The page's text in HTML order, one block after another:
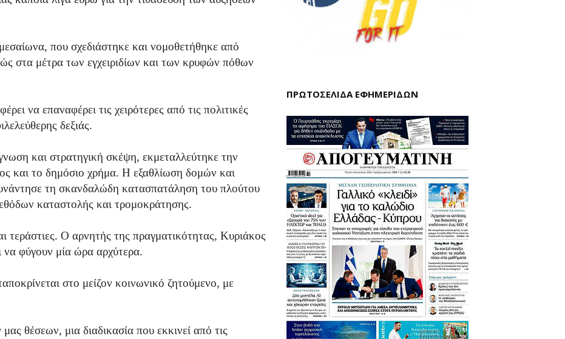
που σχεδιάστηκε και νομοθετήθηκε από
στα μέτρα των εγχειριδίων και των κρυφών πόθων
να επαναφέρει τις χειρότερες από τις πολιτικές
δεξιάς.
και στρατηγική σκέψη, εκμεταλλεύτηκε την
και το δημόσιο χρήμα. Η εξαθλίωση δομών και
τη σκανδαλώδη κατασπατάληση του πλούτου
καταστολής και τρομοκράτησης.
τεράστιες. Ο αρνητής της πραγματικότητας, Κυριάκος
φύγουν μία ώρα αρχύτερα.
στο μείζον κοινωνικό ζητούμενο, με
θέσεων, μια διαδικασία που εκκινεί από τις
ΠΡΩΤΟΣΕΛΙΔΑ ΕΦΗΜΕΡΙΔΩΝ